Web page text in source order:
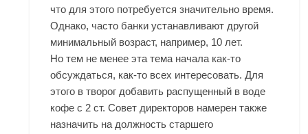
что для этого потребуется значительно время.
Однако, часто банки устанавливают другой
минимальный возраст, например, 10 лет.
Но тем не менее эта тема начала как-то
обсуждаться, как-то всех интересовать. Для
этого в творог добавить распущенный в воде
кофе с 2 ст. Совет директоров намерен также
назначить на должность старшего